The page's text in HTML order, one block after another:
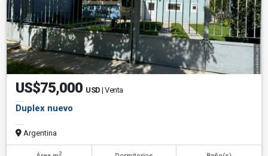
US$75,000 USD | Venta
Duplex nuevo
Argentina
2